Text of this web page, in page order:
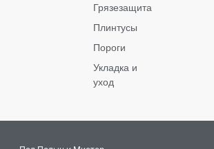
Грязезащита
Плинтусы
Пороги
Укладка и
уход